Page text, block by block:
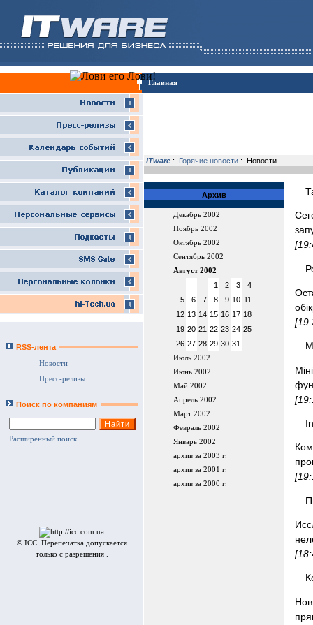
Главная
RSS-лента
Новости
Пресс-релизы
Поиск по компаниям
Расширенный поиск
© ICC. Перепечатка допускается
только с разрешения .
ITware :. Горячие новости :. Новости
Архив
Декабрь 2002
Ноябрь 2002
Октябрь 2002
Сентябрь 2002
Август 2002
1 2 3
4
5
6 7 8 9 10 11
12 13 14 15 16 17 18
19 20 21 22 23 24 25
26 27 28 29 30 31
Июль 2002
Июнь 2002
Май 2002
Апрель 2002
Март 2002
Февраль 2002
Январь 2002
архив за 2003 г.
архив за 2001 г.
архив за 2000 г.